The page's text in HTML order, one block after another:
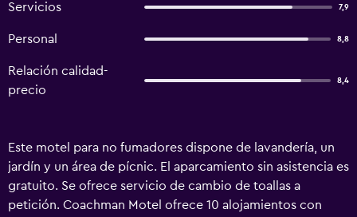
Servicios 7,9
Personal 8,8
Relación calidad-
precio
8,4
Este motel para no fumadores dispone de lavandería, un
jardín y un área de pícnic. El aparcamiento sin asistencia es
gratuito. Se ofrece servicio de cambio de toallas a
petición. Coachman Motel ofrece 10 alojamientos con